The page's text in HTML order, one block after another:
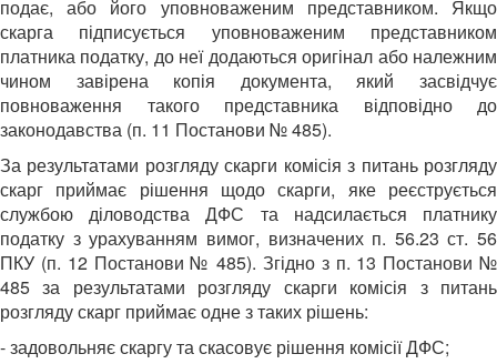
подає, або його уповноваженим представником. Якщо
скарга підписується уповноваженим представником
платника податку, до неї додаються оригінал або належним
чином завірена копія документа, який засвідчує
повноваження такого представника відповідно до
законодавства (п. 11 Постанови № 485).
За результатами розгляду скарги комісія з питань розгляду
скарг приймає рішення щодо скарги, яке реєструється
службою діловодства ДФС та надсилається платнику
податку з урахуванням вимог, визначених п. 56.23 ст. 56
ПКУ (п. 12 Постанови № 485). Згідно з п. 13 Постанови №
485 за результатами розгляду скарги комісія з питань
розгляду скарг приймає одне з таких рішень:
- задовольняє скаргу та скасовує рішення комісії ДФС;